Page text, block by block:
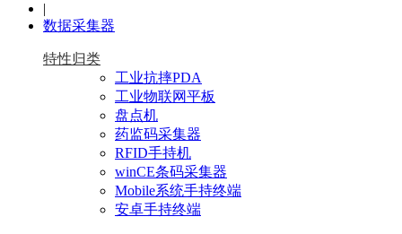
|
数据采集器
特性归类
工业抗摔PDA
工业物联网平板
盘点机
药监码采集器
RFID手持机
winCE条码采集器
Mobile系统手持终端
安卓手持终端